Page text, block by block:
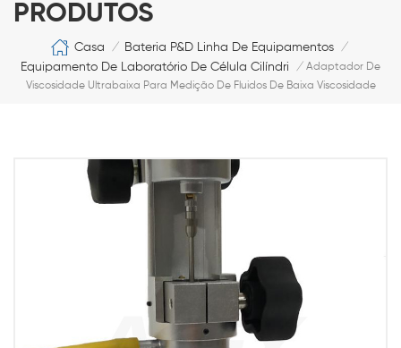
PRODUTOS
Casa / Bateria P&D Linha De Equipamentos /
Equipamento De Laboratório De Célula Cilíndrica
/ Adaptador De
Viscosidade Ultrabaixa Para Medição De Fluidos De Baixa Viscosidade